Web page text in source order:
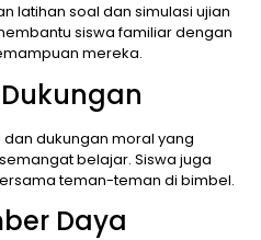
latihan soal dan simulasi ujian
siswa familiar dengan
mereka.
dukungan moral yang
belajar. Siswa juga
teman-teman di bimbel.
Daya